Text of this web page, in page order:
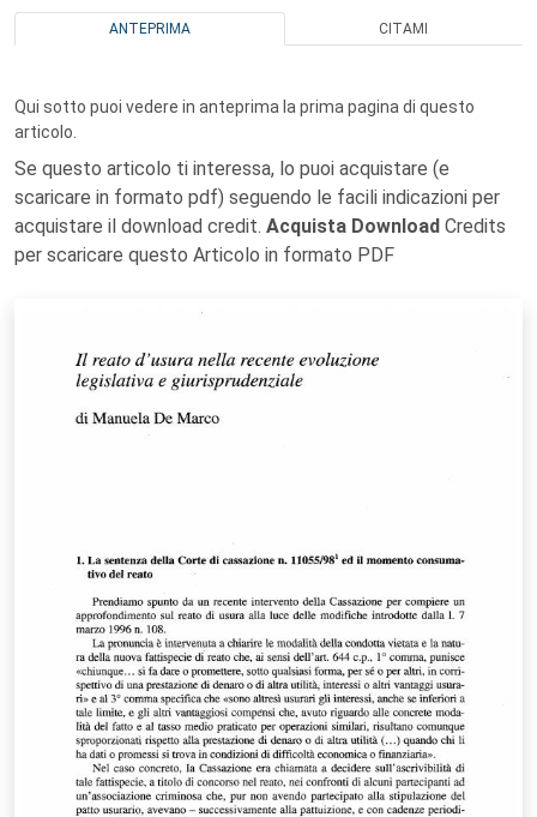
ANTEPRIMA CITAMI
Qui sotto puoi vedere in anteprima la prima pagina di questo
articolo.
Se questo articolo ti interessa, lo puoi acquistare (e
scaricare in formato pdf) seguendo le facili indicazioni per
acquistare il download credit. Acquista Download Credits
per scaricare questo Articolo in formato PDF